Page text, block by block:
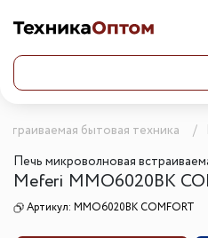
бытовая техника
Печь микроволновая
Meferi MMO6020BK
Артикул: MMO6020BK COMFORT